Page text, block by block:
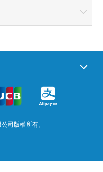
司版權所有。